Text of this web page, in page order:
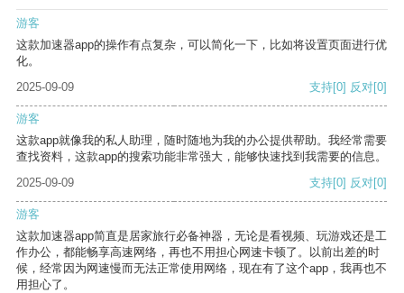
游客
这款加速器app的操作有点复杂，可以简化一下，比如将设置页面进行优
化。
2025-09-09
支持[0] 反对[0]
游客
这款app就像我的私人助理，随时随地为我的办公提供帮助。我经常需要
查找资料，这款app的搜索功能非常强大，能够快速找到我需要的信息。
2025-09-09
支持[0] 反对[0]
游客
这款加速器app简直是居家旅行必备神器，无论是看视频、玩游戏还是工
作办公，都能畅享高速网络，再也不用担心网速卡顿了。以前出差的时
候，经常因为网速慢而无法正常使用网络，现在有了这个app，我再也不
用担心了。